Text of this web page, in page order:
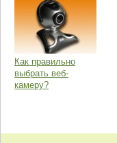
Как правильно
выбрать веб-
камеру?